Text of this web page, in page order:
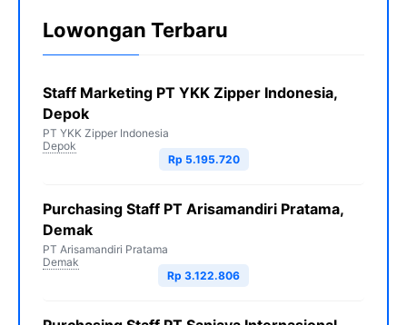
Lowongan Terbaru
Staff Marketing PT YKK Zipper Indonesia,
Depok
PT YKK Zipper Indonesia
Depok
Rp 5.195.720
Purchasing Staff PT Arisamandiri Pratama,
Demak
PT Arisamandiri Pratama
Demak
Rp 3.122.806